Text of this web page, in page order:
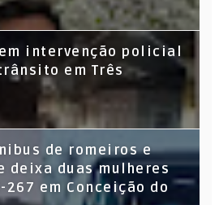
intervenção policial
em Três
de romeiros e
deixa duas mulheres
267 em Conceição do